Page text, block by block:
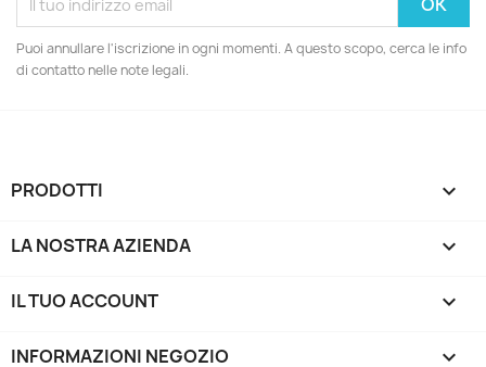
Puoi annullare l'iscrizione in ogni momenti. A questo scopo, cerca le info
di contatto nelle note legali.
PRODOTTI 
LA NOSTRA AZIENDA 
IL TUO ACCOUNT 
INFORMAZIONI NEGOZIO keyboard_arrow_down